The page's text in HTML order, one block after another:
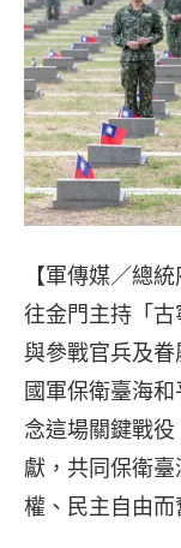
【軍傳媒／總
往金門主持「
與參戰官兵及
國軍保衛臺海
念這場關鍵戰
獻，共同保衛
權、民主自由而